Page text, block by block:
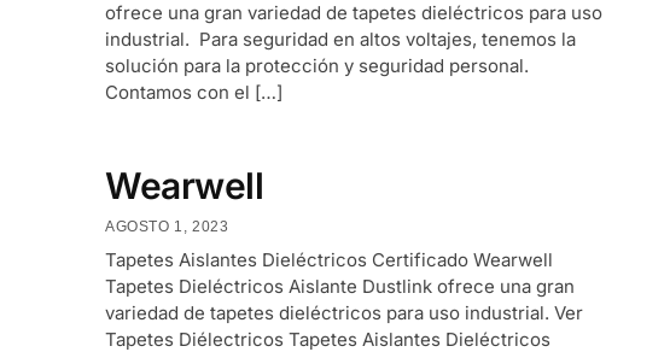
ofrece una gran variedad de tapetes dieléctricos para uso
industrial. Para seguridad en altos voltajes, tenemos la
solución para la protección y seguridad personal.
Contamos con el […]
Wearwell
AGOSTO 1, 2023
Tapetes Aislantes Dieléctricos Certificado Wearwell
Tapetes Dieléctricos Aislante Dustlink ofrece una gran
variedad de tapetes dieléctricos para uso industrial. Ver
Tapetes Diélectricos Tapetes Aislantes Dieléctricos